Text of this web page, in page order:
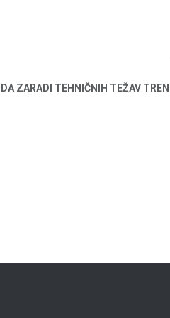
ZARADI TEHNIČNIH TEŽAV